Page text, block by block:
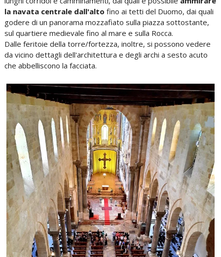
la navata centrale dall'alto fino ai tetti del Duomo, dai quali
godere di un panorama mozzafiato sulla piazza sottostante,
sul quartiere medievale fino al mare e sulla Rocca.
Dalle feritoie della torre/fortezza, inoltre, si possono vedere
da vicino dettagli dell'architettura e degli archi a sesto acuto
che abbelliscono la facciata.